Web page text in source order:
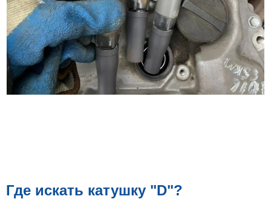
Где искать катушку "D"?